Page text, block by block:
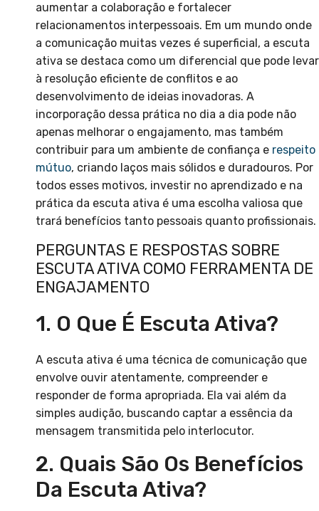
aumentar a colaboração e fortalecer
relacionamentos interpessoais. Em um mundo onde
a comunicação muitas vezes é superficial, a escuta
ativa se destaca como um diferencial que pode levar
à resolução eficiente de conflitos e ao
desenvolvimento de ideias inovadoras. A
incorporação dessa prática no dia a dia pode não
apenas melhorar o engajamento, mas também
contribuir para um ambiente de confiança e respeito
mútuo, criando laços mais sólidos e duradouros. Por
todos esses motivos, investir no aprendizado e na
prática da escuta ativa é uma escolha valiosa que
trará benefícios tanto pessoais quanto profissionais.
PERGUNTAS E RESPOSTAS SOBRE
ESCUTA ATIVA COMO FERRAMENTA DE
ENGAJAMENTO
1. O Que É Escuta Ativa?
A escuta ativa é uma técnica de comunicação que
envolve ouvir atentamente, compreender e
responder de forma apropriada. Ela vai além da
simples audição, buscando captar a essência da
mensagem transmitida pelo interlocutor.
2. Quais São Os Benefícios
Da Escuta Ativa?